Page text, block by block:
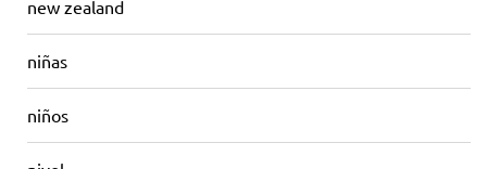
new zealand
niñas
niños